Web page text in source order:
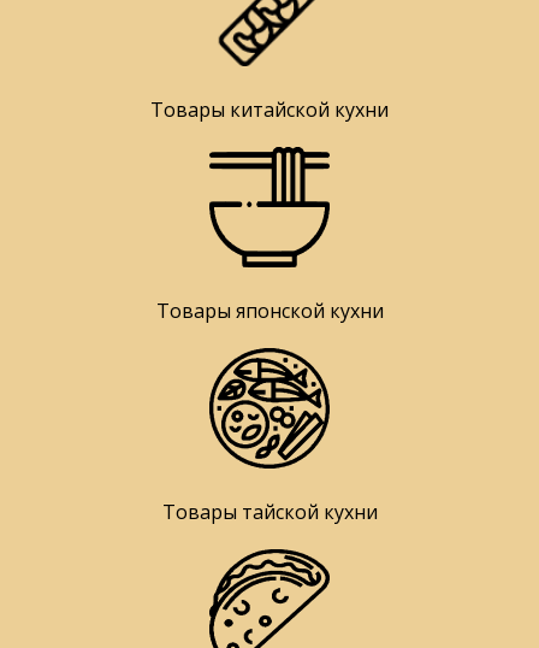
Товары китайской кухни
Товары японской кухни
Товары тайской кухни